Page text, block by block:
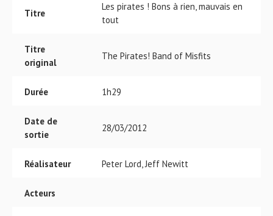
Titre
Les pirates ! Bons à rien, mauvais en
tout
Titre
original
The Pirates! Band of Misfits
Durée 1h29
Date de
sortie
28/03/2012
Réalisateur Peter Lord, Jeff Newitt
Acteurs